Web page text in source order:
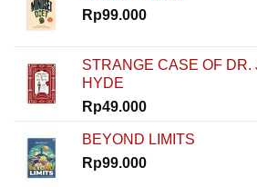
Ibrahim
Buktiin
Dimulai
Nol
di
To
Start
Rp99.000
STRANGE CASE OF DR.
HYDE
Rp49.000
BEYOND LIMITS
Rp99.000